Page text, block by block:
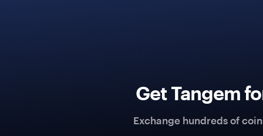
Get Tangem
Exchange hundreds of